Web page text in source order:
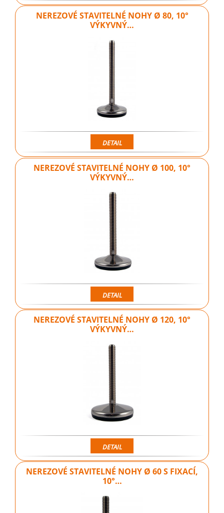
NEREZOVÉ STAVITELNÉ NOHY Ø 80, 10°
VÝKYVNÝ…
DETAIL
NEREZOVÉ STAVITELNÉ NOHY Ø 100, 10°
VÝKYVNÝ…
DETAIL
NEREZOVÉ STAVITELNÉ NOHY Ø 120, 10°
VÝKYVNÝ…
DETAIL
NEREZOVÉ STAVITELNÉ NOHY Ø 60 S FIXACÍ,
10°…